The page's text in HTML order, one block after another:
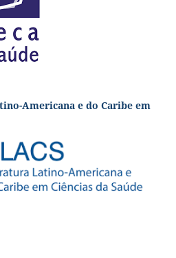
Americana e do Caribe em